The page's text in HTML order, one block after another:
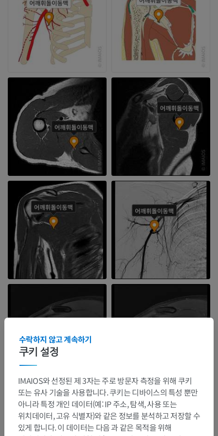
쿠키 설정
수락하지 않고 계속하기
IMAIOS와 선정된 제 3자는 주로 방문자 측정을 위해 쿠키
또는 유사 기술을 사용합니다. 쿠키는 디바이스의 특성 뿐만
아니라 특정 개인 데이터(예: IP 주소, 탐색, 사용 또는
위치데이터, 고유 식별자)와 같은 정보를 분석하고 저장할 수
있게 합니다. 이 데이터는 다음 과 같은 목적을 위해